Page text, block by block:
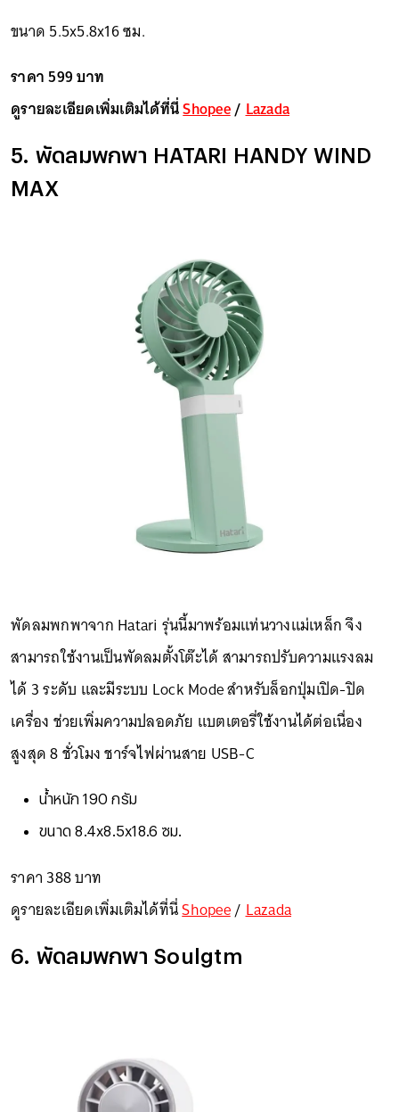
ขนาด 5.5x5.8x16 ซม.
ราคา 599 บาท
ดูรายละเอียดเพิ่มเติมได้ที่นี่Shopee/Lazada
5. พัดลมพกพา HATARI HANDY WIND
MAX
พัดลมพกพาจาก Hatari รุ่นนี้มาพร้อมแท่นวางแม่เหล็ก จึง
สามารถใช้งานเป็นพัดลมตั้งโต๊ะได้ สามารถปรับความแรงลม
ได้ 3 ระดับ และมีระบบ Lock Mode สำหรับล็อกปุ่มเปิด-ปิด
เครื่อง ช่วยเพิ่มความปลอดภัย แบตเตอรี่ใช้งานได้ต่อเนื่อง
สูงสุด 8 ชั่วโมง ชาร์จไฟผ่านสาย USB-C
น้ำหนัก 190 กรัม
ขนาด 8.4x8.5x18.6 ซม.
ราคา 388 บาท
ดูรายละเอียดเพิ่มเติมได้ที่นี่Shopee/Lazada
6. พัดลมพกพา Soulgtm